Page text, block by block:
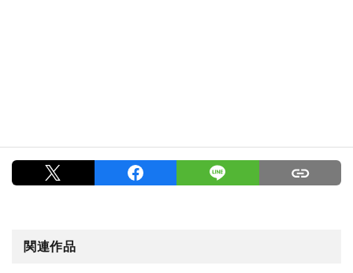
関連作品